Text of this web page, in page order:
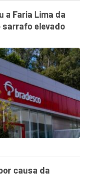
a Faria Lima da
elevado
causa da